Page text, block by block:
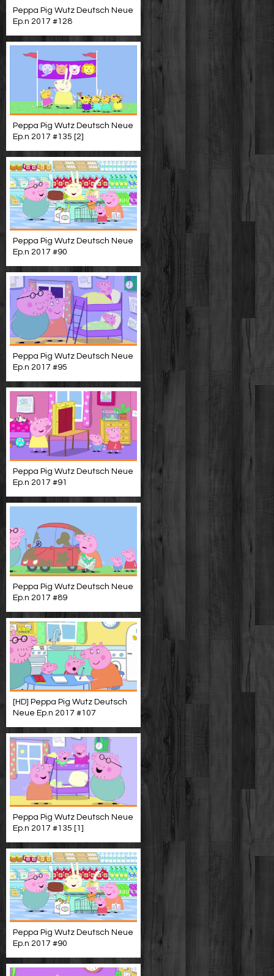
Peppa Pig Wutz Deutsch Neue
Ep.n 2017 #128
Peppa Pig Wutz Deutsch Neue
Ep.n 2017 #135 [2]
Peppa Pig Wutz Deutsch Neue
Ep.n 2017 #90
Peppa Pig Wutz Deutsch Neue
Ep.n 2017 #95
Peppa Pig Wutz Deutsch Neue
Ep.n 2017 #91
Peppa Pig Wutz Deutsch Neue
Ep.n 2017 #89
[HD] Peppa Pig Wutz Deutsch
Neue Ep.n 2017 #107
Peppa Pig Wutz Deutsch Neue
Ep.n 2017 #135 [1]
Peppa Pig Wutz Deutsch Neue
Ep.n 2017 #90